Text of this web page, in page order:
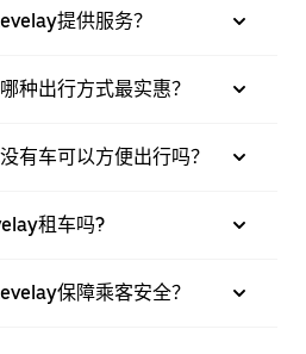
提供服务？
种出行方式最实惠？
有车可以方便出行吗？
租车吗?
保障乘客安全？